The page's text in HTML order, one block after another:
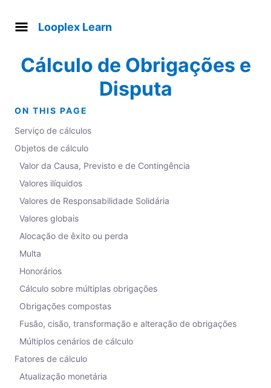
Looplex Learn
Cálculo de Obrigações e
Disputa
ON THIS PAGE
Serviço de cálculos
Objetos de cálculo
Valor da Causa, Previsto e de Contingência
Valores ilíquidos
Valores de Responsabilidade Solidária
Valores globais
Alocação de êxito ou perda
Multa
Honorários
Cálculo sobre múltiplas obrigações
Obrigações compostas
Fusão, cisão, transformação e alteração de obrigações
Múltiplos cenários de cálculo
Fatores de cálculo
Atualização monetária